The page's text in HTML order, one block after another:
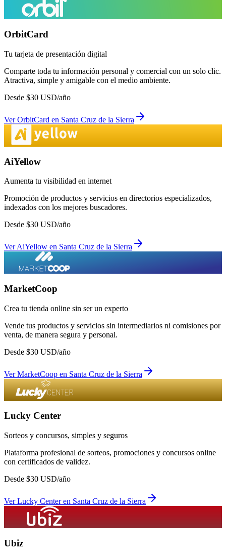
OrbitCard
Tu tarjeta de presentación digital
Comparte toda tu información personal y comercial con un solo clic.
Atractiva, simple y amigable con el medio ambiente.
Desde $30 USD/año
VerOrbitCard en Santa Cruz de la Sierra
AiYellow
Aumenta tu visibilidad en internet
Promoción de productos y servicios en directorios especializados,
indexados con los mejores buscadores.
Desde $30 USD/año
VerAiYellow en Santa Cruz de la Sierra
MarketCoop
Crea tu tienda online sin ser un experto
Vende tus productos y servicios sin intermediarios ni comisiones por
venta, de manera segura y personal.
Desde $30 USD/año
VerMarketCoop en Santa Cruz de la Sierra
Lucky Center
Sorteos y concursos, simples y seguros
Plataforma profesional de sorteos, promociones y concursos online
con certificados de validez.
Desde $30 USD/año
VerLucky Centeren Santa Cruz de la Sierra
Ubiz